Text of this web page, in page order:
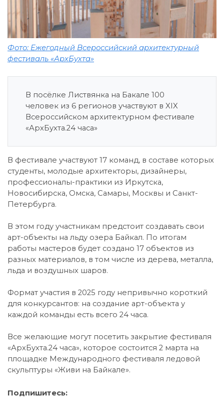
Фото: Ежегодный Всероссийский архитектурный
фестиваль «АрхБухта»
В посёлке Листвянка на Бакале 100
человек из 6 регионов участвуют в XIX
Всероссийском архитектурном фестивале
«АрхБухта.24 часа»
В фестивале участвуют 17 команд, в составе которых
студенты, молодые архитекторы, дизайнеры,
профессионалы-практики из Иркутска,
Новосибирска, Омска, Самары, Москвы и Санкт-
Петербурга.
В этом году участникам предстоит создавать свои
арт-объекты на льду озера Байкал. По итогам
работы мастеров будет создано 17 объектов из
разных материалов, в том числе из дерева, металла,
льда и воздушных шаров.
Формат участия в 2025 году непривычно короткий
для конкурсантов: на создание арт-объекта у
каждой команды есть всего 24 часа.
Все желающие могут посетить закрытие фестиваля
«АрхБухта.24 часа», которое состоится 2 марта на
площадке Международного фестиваля ледовой
скульптуры «Живи на Байкале».
Подпишитесь: